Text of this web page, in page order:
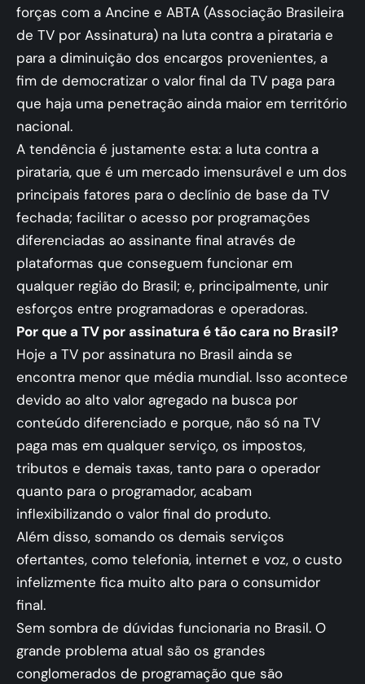
forças com a Ancine e ABTA (Associação Brasileira
de TV por Assinatura) na luta contra a pirataria e
para a diminuição dos encargos provenientes, a
fim de democratizar o valor final da TV paga para
que haja uma penetração ainda maior em território
nacional.
A tendência é justamente esta: a luta contra a
pirataria, que é um mercado imensurável e um dos
principais fatores para o declínio de base da TV
fechada; facilitar o acesso por programações
diferenciadas ao assinante final através de
plataformas que conseguem funcionar em
qualquer região do Brasil; e, principalmente, unir
esforços entre programadoras e operadoras.
Por que a TV por assinatura é tão cara no Brasil?
Hoje a TV por assinatura no Brasil ainda se
encontra menor que média mundial. Isso acontece
devido ao alto valor agregado na busca por
conteúdo diferenciado e porque, não só na TV
paga mas em qualquer serviço, os impostos,
tributos e demais taxas, tanto para o operador
quanto para o programador, acabam
inflexibilizando o valor final do produto.
Além disso, somando os demais serviços
ofertantes, como telefonia, internet e voz, o custo
infelizmente fica muito alto para o consumidor
final.
Sem sombra de dúvidas funcionaria no Brasil. O
grande problema atual são os grandes
conglomerados de programação que são